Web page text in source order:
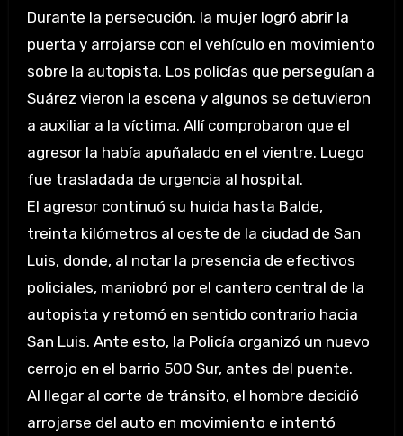
Durante la persecución, la mujer logró abrir la
puerta y arrojarse con el vehículo en movimiento
sobre la autopista. Los policías que perseguían a
Suárez vieron la escena y algunos se detuvieron
a auxiliar a la víctima. Allí comprobaron que el
agresor la había apuñalado en el vientre. Luego
fue trasladada de urgencia al hospital.
El agresor continuó su huida hasta Balde,
treinta kilómetros al oeste de la ciudad de San
Luis, donde, al notar la presencia de efectivos
policiales, maniobró por el cantero central de la
autopista y retomó en sentido contrario hacia
San Luis. Ante esto, la Policía organizó un nuevo
cerrojo en el barrio 500 Sur, antes del puente.
Al llegar al corte de tránsito, el hombre decidió
arrojarse del auto en movimiento e intentó